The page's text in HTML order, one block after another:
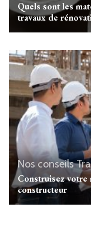
Quels sont les
travaux de
Nos conseils
Construisez votre
constructeur